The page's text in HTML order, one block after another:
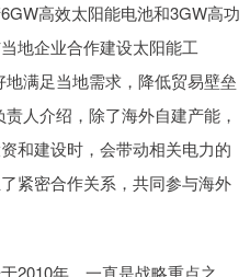
高效太阳能电池和3GW高功
地企业合作建设太阳能工
满足当地需求，降低贸易壁垒
人介绍，除了海外自建产能，
和建设时，会带动相关电力的
紧密合作关系，共同参与海外
2010年，一直是战略重点之